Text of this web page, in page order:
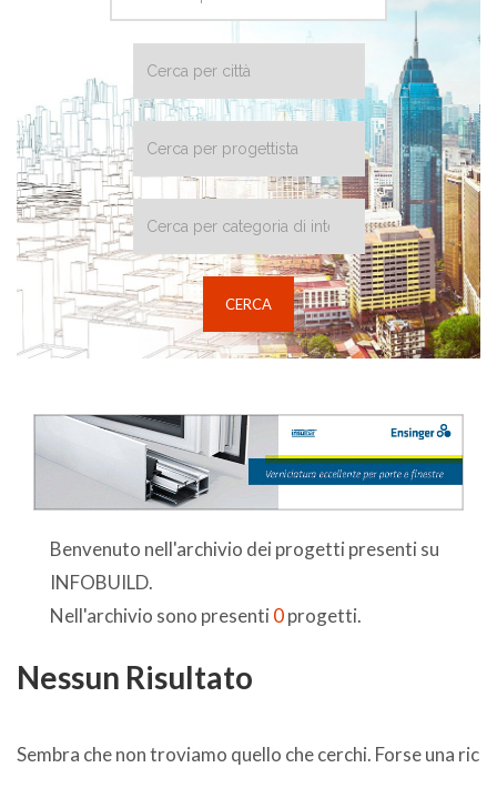
Benvenuto nell'archivio dei progetti presenti su
INFOBUILD.
Nell'archivio sono presenti 0progetti.
Nessun Risultato
Sembra che non troviamo quello che cerchi. Forse una